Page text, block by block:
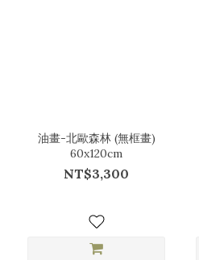
油畫-北歐森林 (無框畫)
60x120cm
NT$3,300